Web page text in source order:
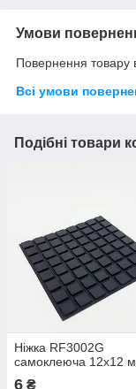
Умови
Повернення товару
Всі умови
Подібні товари
Ніжка RF3002G
самоклеюча 12х12
6 ₴